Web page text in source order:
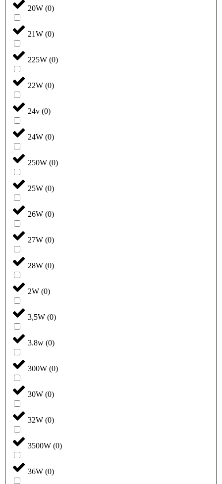
20W (0)
21W (0)
225W (0)
22W (0)
24v (0)
24W (0)
250W (0)
25W (0)
26W (0)
27W (0)
28W (0)
2W (0)
3,5W (0)
3.8w (0)
300W (0)
30W (0)
32W (0)
3500W (0)
36W (0)